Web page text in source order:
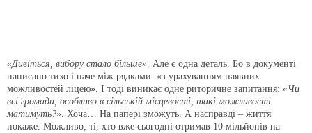
«Дивіться, вибору стало більше». Але є одна деталь. Бо в документі
написано тихо і наче між рядками: «з урахуванням наявних
можливостей ліцею». І тоді виникає одне риторичне запитання: «Чи
всі громади, особливо в сільській місцевості, такі можливості
матимуть?». Хоча… На папері зможуть. А насправді – життя
покаже. Можливо, ті, хто вже сьогодні отримав 10 мільйонів на